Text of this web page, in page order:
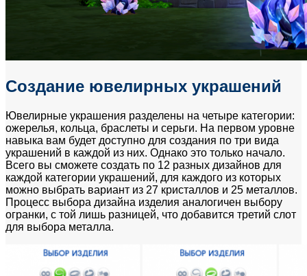
Создание ювелирных украшений
Ювелирные украшения разделены на четыре категории:
ожерелья, кольца, браслеты и серьги. На первом уровне
навыка вам будет доступно для создания по три вида
украшений в каждой из них. Однако это только начало.
Всего вы сможете создать по 12 разных дизайнов для
каждой категории украшений, для каждого из которых
можно выбрать вариант из 27 кристаллов и 25 металлов.
Процесс выбора дизайна изделия аналогичен выбору
огранки, с той лишь разницей, что добавится третий слот
для выбора металла.